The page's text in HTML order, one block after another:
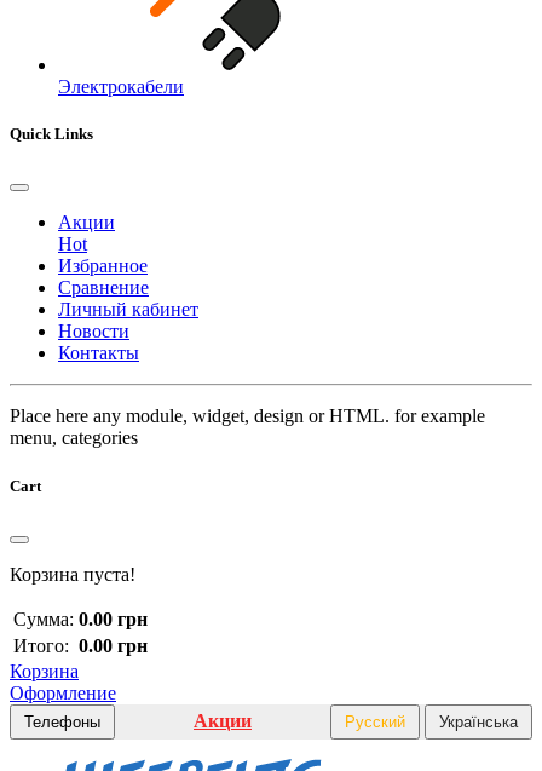
Электрокабели
Quick Links
Акции
Hot
Избранное
Сравнение
Личный кабинет
Новости
Контакты
Place here any module, widget, design or HTML. for example
menu, categories
Cart
Корзина пуста!
Сумма: 0.00 грн
Итого: 0.00 грн
Корзина
Оформление
Телефоны Акции Русский Українська